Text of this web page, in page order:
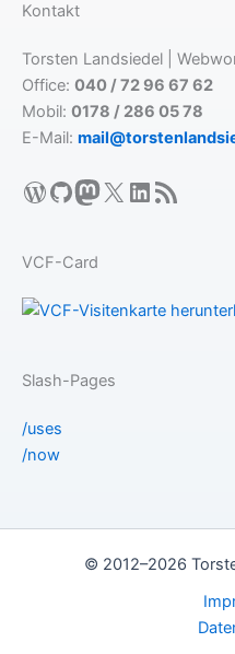
Kontakt
Torsten Landsiedel |
Office: 040 / 72 96 67 62
Mobil: 0178 / 286 05 78
E-Mail:
WordPress
GitHub
Mastodon
X LinkedIn
RSS-Feed
VCF-Card
Slash-Pages
/uses
/now
© 2012–2026